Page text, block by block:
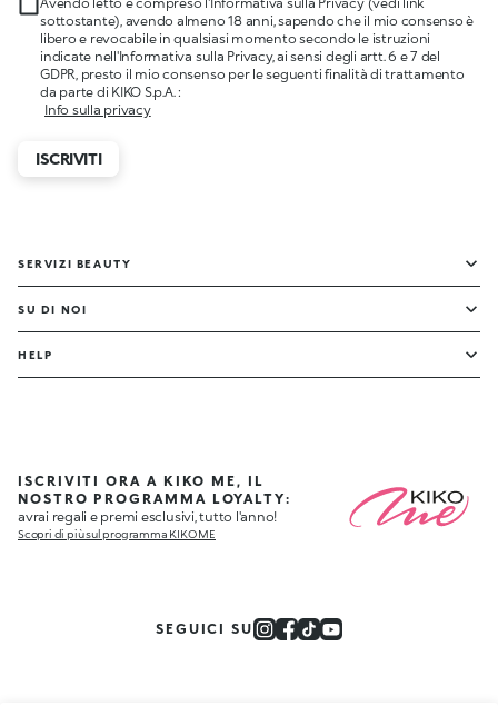
sottostante), avendo almeno 18 anni, sapendo che il mio consenso è
libero e revocabile in qualsiasi momento secondo le istruzioni
indicate nell'Informativa sulla Privacy, ai sensi degli artt. 6 e 7 del
GDPR, presto il mio consenso per le seguenti finalità di trattamento
da parte di KIKO S.p.A. :
Info sulla privacy
ISCRIVITI
SERVIZI BEAUTY
SU DI NOI
HELP
ISCRIVITI ORA A KIKO ME, IL
NOSTRO PROGRAMMA LOYALTY:
avrai regali e premi esclusivi, tutto l'anno!
Scopri di più sul programma KIKO ME
SEGUICI SU